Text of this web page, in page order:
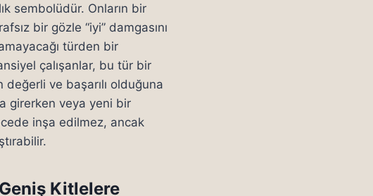
sembolüdür. Onların bir
bir gözle “iyi” damgasını
türden bir
çalışanlar, bu tür bir
değerli ve başarılı olduğuna
girerken veya yeni bir
inşa edilmez, ancak
Kitlelere